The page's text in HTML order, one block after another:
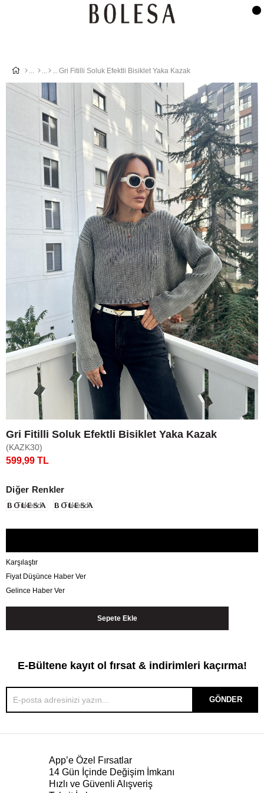
Gri Fitilli Soluk Efektli Bisiklet Yaka Kazak
Gri Fitilli Soluk Efektli Bisiklet Yaka Kazak
(KAZK30)
599,99 TL
Diğer Renkler
Tükendi Tükendi
Karşılaştır
Fiyat Düşünce Haber Ver
Gelince Haber Ver
E-Bültene kayıt ol fırsat & indirimleri kaçırma!
GÖNDER
App’e Özel Fırsatlar
14 Gün İçinde Değişim İmkanı
Hızlı ve Güvenli Alışveriş